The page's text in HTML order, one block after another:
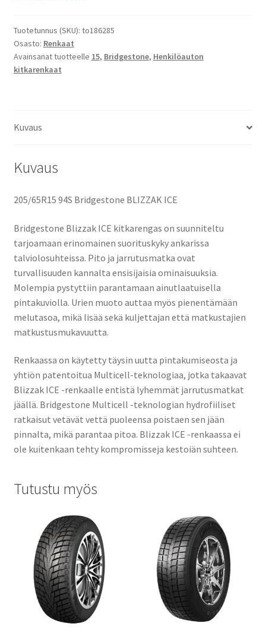
Tuotetunnus (SKU): to186285
Osasto: Renkaat
Avainsanat tuotteelle 15, Bridgestone, Henkilöauton
kitkarenkaat
Kuvaus
Kuvaus
205/65R15 94S Bridgestone BLIZZAK ICE
Bridgestone Blizzak ICE kitkarengas on suunniteltu
tarjoamaan erinomainen suorituskyky ankarissa
talviolosuhteissa. Pito ja jarrutusmatka ovat
turvallisuuden kannalta ensisijaisia ominaisuuksia.
Molempia pystyttiin parantamaan ainutlaatuisella
pintakuviolla. Urien muoto auttaa myös pienentämään
melutasoa, mikä lisää sekä kuljettajan että matkustajien
matkustusmukavuutta.
Renkaassa on käytetty täysin uutta pintakumiseosta ja
yhtiön patentoitua Multicell-teknologiaa, jotka takaavat
Blizzak ICE -renkaalle entistä lyhemmät jarrutusmatkat
jäällä. Bridgestone Multicell -teknologian hydrofiiliset
ratkaisut vetävät vettä puoleensa poistaen sen jään
pinnalta, mikä parantaa pitoa. Blizzak ICE -renkaassa ei
ole kuitenkaan tehty kompromisseja kestoiän suhteen.
Tutustu myös